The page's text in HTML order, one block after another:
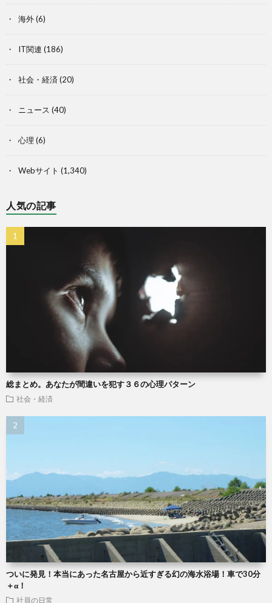
海外(6)
IT関連 (186)
社会・経済 (20)
ニュース (40)
心理 (6)
Webサイト (1,340)
人気の記事
総まとめ。あなたが間違いを犯す３６の心理パターン
社会・経済
ついに発見！本当にあった名古屋から近すぎる幻の海水浴場！車で30分
＋α！
社員の日常